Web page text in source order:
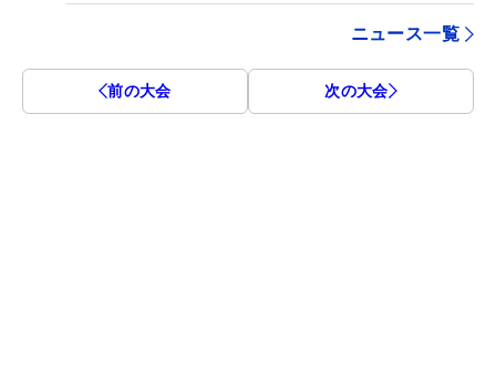
ニュース一覧
前の大会 次の大会